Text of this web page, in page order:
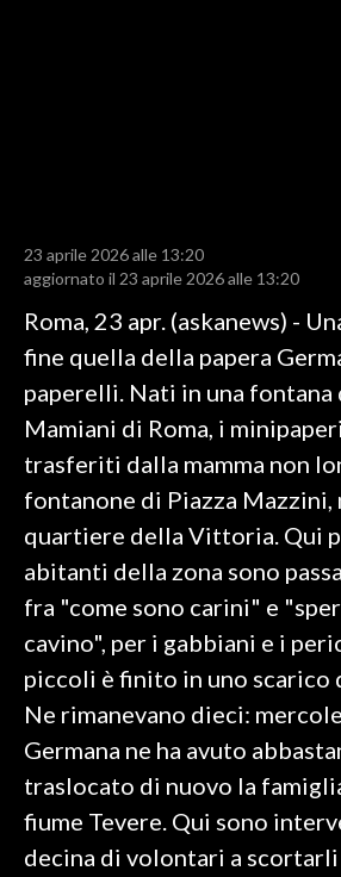
CALCIO
CALCIO REGIONALE
BASKET
VOLLEY
MOTORI
TENNIS
ALTRI SPORT
SPETTACOLI
GOSSIP
SALUTE
SARDEGNA TURISMO
23 aprile 2026 alle 13:20
aggiornato il 23 aprile 2026 alle 13:20
Roma, 23 apr. (askanews) -
fine quella della papera
paperelli. Nati in una fontana
Mamiani di Roma, i
trasferiti dalla mamma non
fontanone di Piazza Mazzini,
quartiere della Vittoria. Qui
abitanti della zona sono
fra "come sono carini" e
cavino", per i gabbiani e i
piccoli è finito in uno scarico
Ne rimanevano dieci:
Germana ne ha avuto
traslocato di nuovo la
fiume Tevere. Qui sono
decina di volontari a